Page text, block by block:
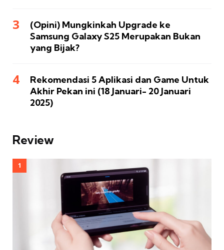
(Opini) Mungkinkah Upgrade ke
Samsung Galaxy S25 Merupakan Bukan
yang Bijak?
Rekomendasi 5 Aplikasi dan Game Untuk
Akhir Pekan ini (18 Januari- 20 Januari
2025)
Review